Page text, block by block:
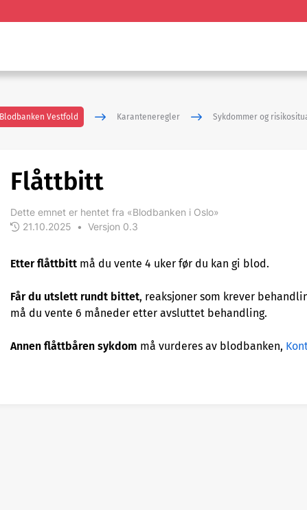
Blodbanken Vestfold Karanteneregler Sykdommer og
Flåttbitt
Dette emnet er hentet fra «Blodbanken i Oslo»
21.10.2025
• Versjon 0.3
Etter flåttbitt må du vente 4 uker før du kan gi blod.
Får du utslett rundt bittet, reaksjoner som krever
må du vente 6 måneder etter avsluttet behandling.
Annen flåttbåren sykdom må vurderes av blodbanken,